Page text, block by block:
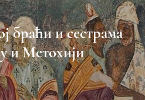
браћи и сестрама
и Метохији